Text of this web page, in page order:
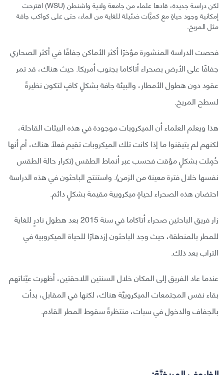
لكن دراسة جديدة، قادها علماء من جامعة ولاية واشنطن (WSU) اقترحت
إمكانية وجود حياةٍ مع كميَّات ضئيلة للغاية من الماء، حتى على كواكب جافة
مثل المريخ.
فحصت الدراسة المنشورة مؤخرًا أكثر الأماكن جفافًا في أكثر الصحاري
جفافًا على الأرض بصحراء أتاكاما بجنوب أمريكا. حيث هناك، قد تمر
عقود دون هطول الأمطار، والبيئة جافة بشكلٍ كافٍ لتكون نظيرةً
لسطح المريخ.
هذا ويعلم العلماء أن الميكروبات موجودة في هذه البيئات القاحلة،
لكنهم لم يتيقنوا ما إذا كانت تلك الميكروبات تقيم فعلًا هناك، أم أنها
حُمِلت بشكلٍ مؤقت فحسب عبر أنماط الطقس (تكرار حالة الطقس
نفسها خلال فترة معينة من الزمن). واستنتج الباحثون في هذه الدراسة
احتضان هذه الصحراء لحياةٍ ميكروبية مقيمة بشكلٍ دائم.
زار فريق الباحثين صحراء أتاكاما في سنة 2015 بعد هطول نادرٍ للغاية
للمطر بالمنطقة، حيث وجد الباحثون إزدهارًا للحياة الميكروبية في
التراب بعد ذلك.
عندما عاد الفريق إلى المكان خلال السنتين اللاحقتين، أظهرت عيّناتهم
بقاء نفس المجتمعات الميكروبيَّة هناك، لكنها في المقابل، بدأت
بالجفاف والدخول في سبات، منتظرةً سقوط المطر القادم.